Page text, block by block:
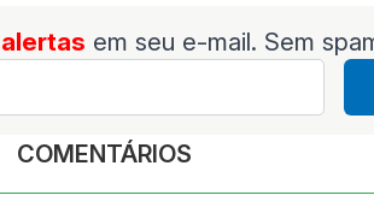
alertas em seu e-mail. Sem
COMENTÁRIOS